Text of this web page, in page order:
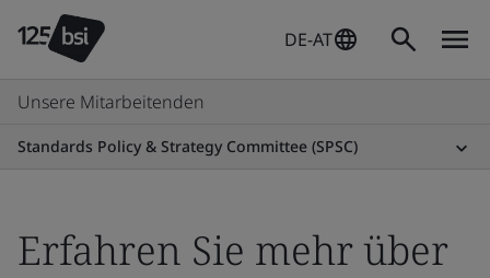
DE-AT
Unsere Mitarbeitenden
Standards Policy & Strategy Committee (SPSC)
Erfahren Sie mehr über